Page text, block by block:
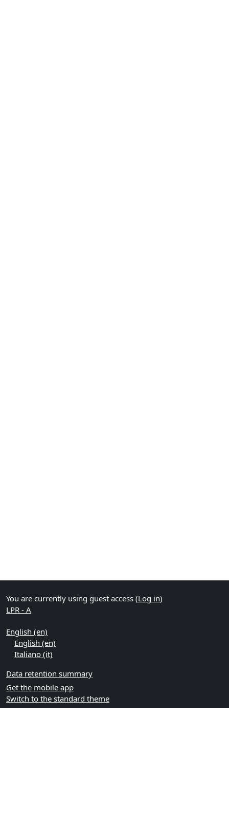
You are currently using guest access (Log in)
LPR - A
English ‎(en)‎
English ‎(en)‎
Italiano ‎(it)‎
Data retention summary
Get the mobile app
Switch to the standard theme